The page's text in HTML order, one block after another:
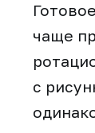
чаще
с